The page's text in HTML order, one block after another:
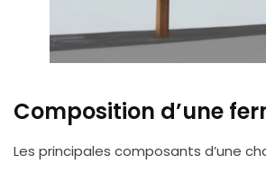
Composition d’une
Les principales composants d’une